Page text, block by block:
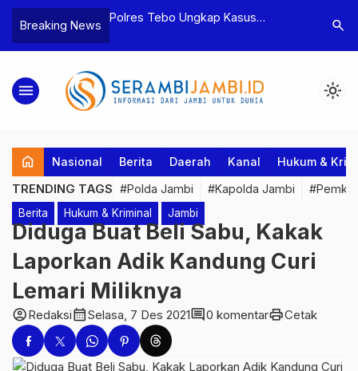
Breaking News
BPD, Polres
Tersangka
Polres Tebo Ungkap Kasus
Dua Pelaku Pengeroyokan di Sumay
Terkait
Kakanwil
search
menu light_mode
home Nasional Berita Daerah Kanal Hukum &
TRENDING TAGS #Polda Jambi #Kapolda Jambi
Berita Hukum & Kriminal Jambi
Diduga Buat Beli Sabu, Kakak
Laporkan Adik Kandung Curi
Lemari Miliknya
account_circleRedaksicalendar_monthSelasa, 7 Des 2021comment0 komentarprintCetak